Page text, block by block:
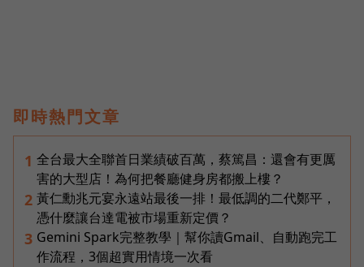
即時熱門文章
1 全台最大全聯首日業績破百萬，蔡篤昌：還會有更厲
害的大型店！為何把餐廳健身房都搬上樓？
2 黃仁勳兆元宴永遠站最後一排！最低調的二代鄭平，
憑什麼讓台達電被市場重新定價？
3 Gemini Spark完整教學｜幫你讀Gmail、自動跑完工
作流程，3個超實用情境一次看